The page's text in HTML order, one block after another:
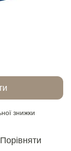
знижки
Порівняти